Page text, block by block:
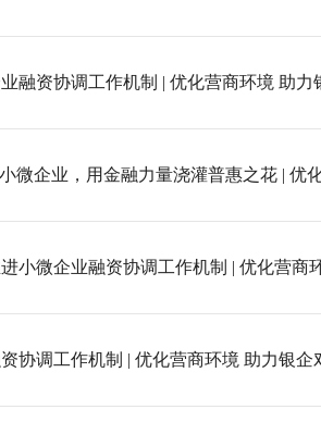
融资协调工作机制 | 优化营商环境 助力
微企业，用金融力量浇灌普惠之花 | 优
小微企业融资协调工作机制 | 优化营商
协调工作机制 | 优化营商环境 助力银企